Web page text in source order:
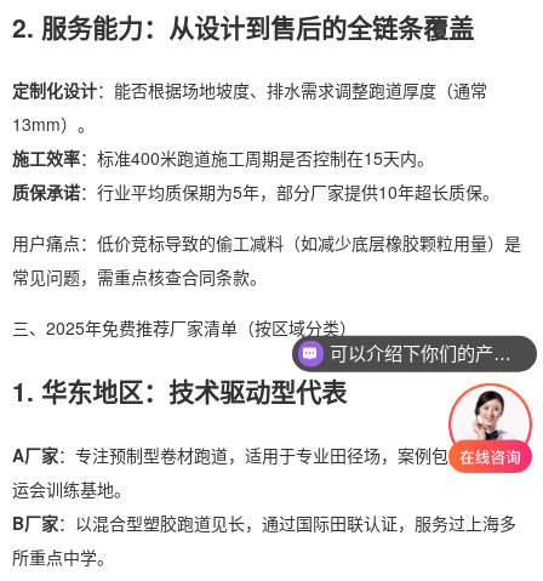
2. 服务能力：从设计到售后的全链条覆盖
定制化设计：能否根据场地坡度、排水需求调整跑道厚度（通常
13mm）。
施工效率：标准400米跑道施工周期是否控制在15天内。
质保承诺：行业平均质保期为5年，部分厂家提供10年超长质保。
用户痛点：低价竞标导致的偷工减料（如减少底层橡胶颗粒用量）是
常见问题，需重点核查合同条款。
三、2025年免费推荐厂家清单（按区域分类）
1. 华东地区：技术驱动型代表
A厂家：专注预制型卷材跑道，适用于专业田径场，案例包括杭州亚
运会训练基地。
B厂家：以混合型塑胶跑道见长，通过国际田联认证，服务过上海多
所重点中学。
可以介绍下你们的产品么
你们是怎么收费的呢